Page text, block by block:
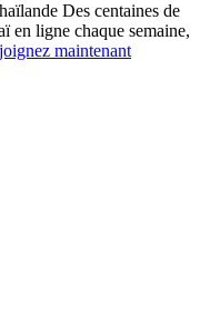
Des centaines de
en ligne chaque semaine,
maintenant